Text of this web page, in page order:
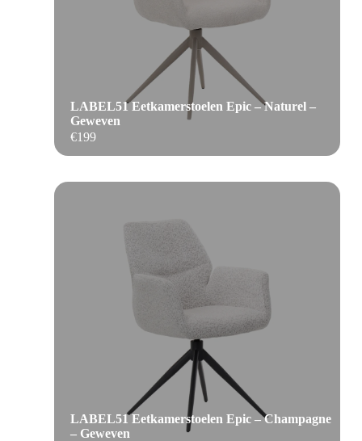
€199
LABEL51 Eetkamerstoelen Epic – Naturel –
Geweven
LABEL51 Eetkamerstoelen Epic – Champagne
– Geweven